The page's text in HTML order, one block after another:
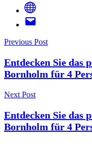
Post
Previous Post
Entdecken Sie das
Bornholm für 4
Next Post
Entdecken Sie das
Bornholm für 4